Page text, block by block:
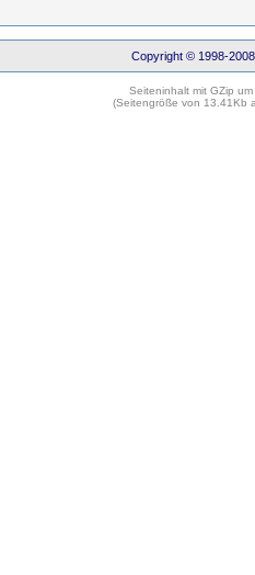
Copyright © 1998-
Seiteninhalt mit GZip
(Seitengröße von 13.41Kb